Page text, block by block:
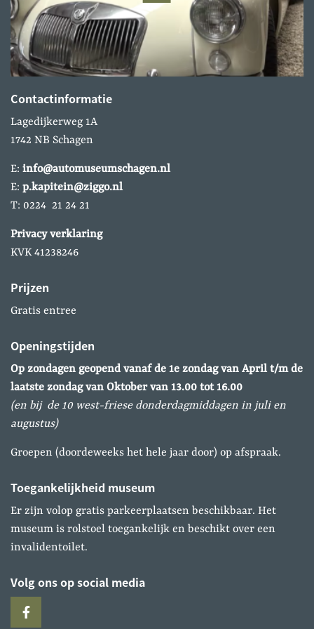
Contactinformatie
Lagedijkerweg 1A
1742 NB Schagen
E: info@automuseumschagen.nl
E: p.kapitein@ziggo.nl
T: 0224 21 24 21
Privacy verklaring
KVK 41238246
Prijzen
Gratis entree
Openingstijden
Op zondagen geopend vanaf de 1e zondag van April t/m de
laatste zondag van Oktober van 13.00 tot 16.00
(en bij de 10 west-friese donderdagmiddagen in juli en
augustus)
Groepen (doordeweeks het hele jaar door) op afspraak.
Toegankelijkheid museum
Er zijn volop gratis parkeerplaatsen beschikbaar. Het
museum is rolstoel toegankelijk en beschikt over een
invalidentoilet.
Volg ons op social media